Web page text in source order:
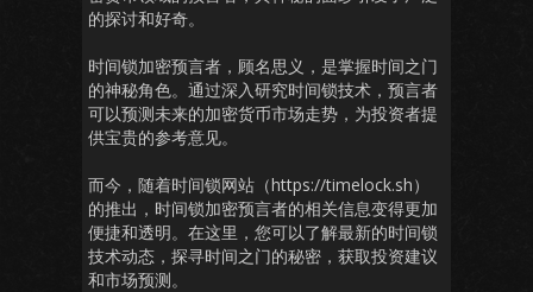
的探讨和好奇。
时间锁加密预言者，顾名思义，是掌握时间之门
的神秘角色。通过深入研究时间锁技术，预言者
可以预测未来的加密货币市场走势，为投资者提
供宝贵的参考意见。
而今，随着时间锁网站（https://timelock.sh）
的推出，时间锁加密预言者的相关信息变得更加
便捷和透明。在这里，您可以了解最新的时间锁
技术动态，探寻时间之门的秘密，获取投资建议
和市场预测。